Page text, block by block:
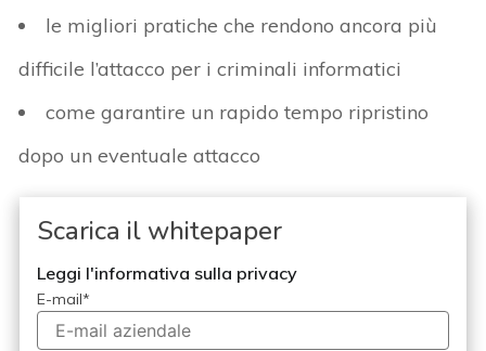
le migliori pratiche che rendono ancora più
difficile l’attacco per i criminali informatici
come garantire un rapido tempo ripristino
dopo un eventuale attacco
Scarica il whitepaper
Leggi l'informativa sulla privacy
E-mail*